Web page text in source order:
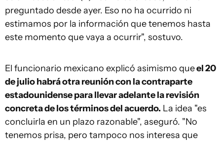
preguntado desde ayer. Eso no ha ocurrido ni
estimamos por la información que tenemos hasta
este momento que vaya a ocurrir", sostuvo.
El funcionario mexicano explicó asimismo queel 20
de julio habrá otra reunión con la contraparte
estadounidense para llevar adelante la revisión
concreta de los términos del acuerdo. La idea "es
concluirla en un plazo razonable", aseguró. "No
tenemos prisa, pero tampoco nos interesa que